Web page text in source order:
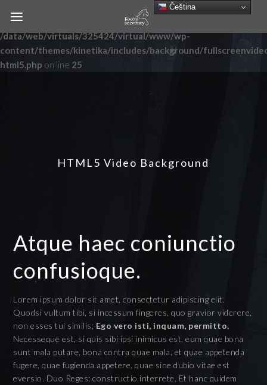
Warning
: Undefined variable $html5_mute in
/data/web/virtuals/325424/virtual/www/wp-
content/themes/kinetika/includes/background/
html5.php on line 25
HTML5 Video Background
Atque haec coniunctio
confusioque.
Lorem ipsum dolor sit amet, consectetur adipiscing elit.
Quodsi vultum tibi, si incessum fingeres, quo gravior viderere,
non esses tui similis; Ego vero isti, inquam, permitto.
Necesseque est, si quis sibi ipsi inimicus est, eum quae bona
sunt mala putare, bona contra quae mala, et quae appetenda
fugere, quae fugienda appetere, quae sine dubio vitae est
eversio. Duo Reges: constructio interrete. Et hanc quidem
Čeština‎